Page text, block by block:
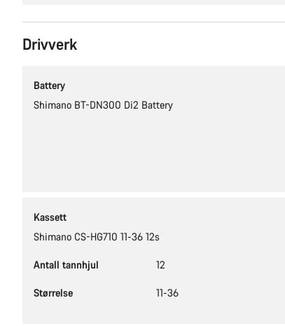
Drivverk
Battery
Shimano BT-DN300 Di2 Battery
Kassett
Shimano CS-HG710 11-36 12s
Antall tannhjul 12
Størrelse 11-36